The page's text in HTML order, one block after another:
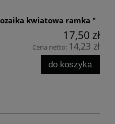
kwiatowa ramka "
17,50 zł
Cena netto: 14,23 zł
do koszyka